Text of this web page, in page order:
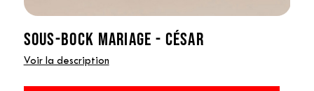
SOUS-BOCK MARIAGE - CÉSAR
Voir la description